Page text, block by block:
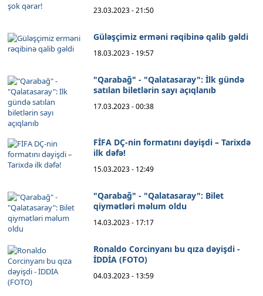
23.03.2023 - 21:50
Güləşçimiz erməni rəqibinə qalib gəldi
18.03.2023 - 19:57
"Qarabağ" - "Qalatasaray": İlk gündə
satılan biletlərin sayı açıqlanıb
17.03.2023 - 00:38
FİFA DÇ-nin formatını dəyişdi – Tarixdə
ilk dəfə!
15.03.2023 - 12:49
"Qarabağ" - "Qalatasaray": Bilet
qiymətləri məlum oldu
14.03.2023 - 17:17
Ronaldo Corcinyanı bu qıza dəyişdi -
İDDİA (FOTO)
04.03.2023 - 13:59